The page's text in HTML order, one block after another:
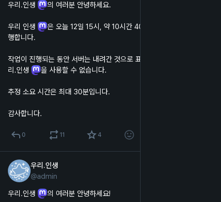
우리.인생
의 여러분 안녕하세요.
우리 인생
은 오늘 12일 15시, 약 10시간 40분 후에 서버 점검을 진
행합니다.
작업이 진행되는 동안 서버는 내려간 것으로 표시되며, 웹 및 앱에서 우
리.인생
을 사용할 수 없습니다.
추정 소요 시간은 최대 30분입니다.
감사합니다.
0 11 4
우리.인생
@admin
우리.인생
의 여러분 안녕하세요!